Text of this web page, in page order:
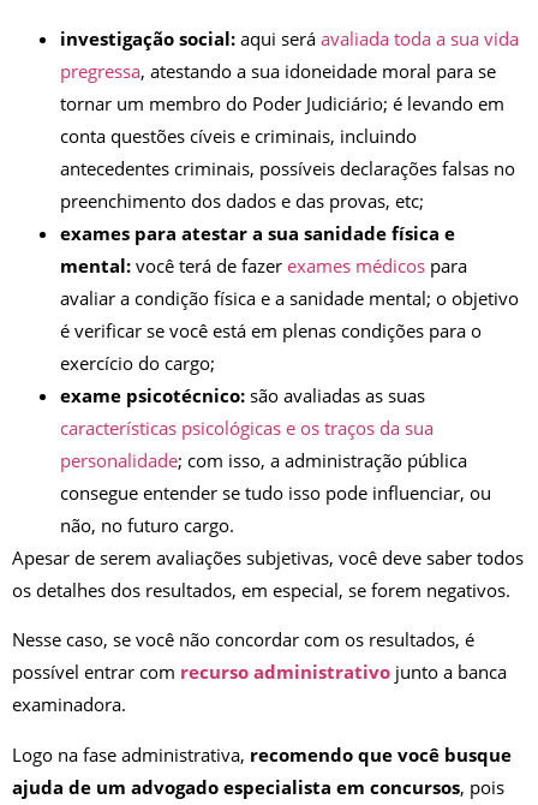
investigação social: aqui será avaliada toda a sua vida
pregressa, atestando a sua idoneidade moral para se
tornar um membro do Poder Judiciário; é levando em
conta questões cíveis e criminais, incluindo
antecedentes criminais, possíveis declarações falsas no
preenchimento dos dados e das provas, etc;
exames para atestar a sua sanidade física e
mental: você terá de fazer exames médicos para
avaliar a condição física e a sanidade mental; o objetivo
é verificar se você está em plenas condições para o
exercício do cargo;
exame psicotécnico: são avaliadas as suas
características psicológicas e os traços da sua
personalidade; com isso, a administração pública
consegue entender se tudo isso pode influenciar, ou
não, no futuro cargo.
Apesar de serem avaliações subjetivas, você deve saber todos
os detalhes dos resultados, em especial, se forem negativos.
Nesse caso, se você não concordar com os resultados, é
possível entrar com recurso administrativo junto a banca
examinadora.
Logo na fase administrativa, recomendo que você busque
ajuda de um advogado especialista em concursos, pois